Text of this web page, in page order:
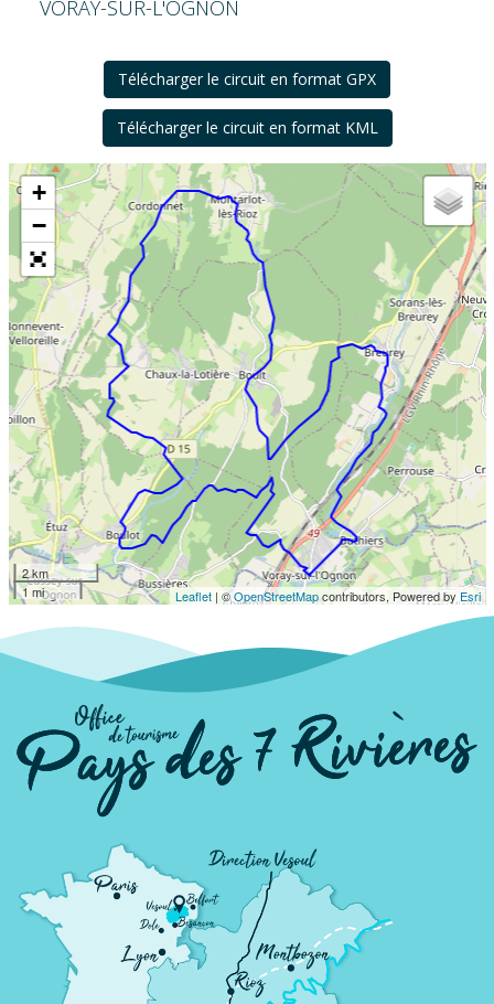
VORAY-SUR-L'OGNON
Télécharger le circuit en format GPX
Télécharger le circuit en format KML
+
−
2 km
1 mi
Leaflet| ©OpenStreetMapcontributors, Powered by Esri